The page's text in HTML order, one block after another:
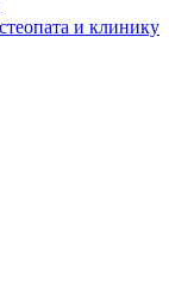
и клинику